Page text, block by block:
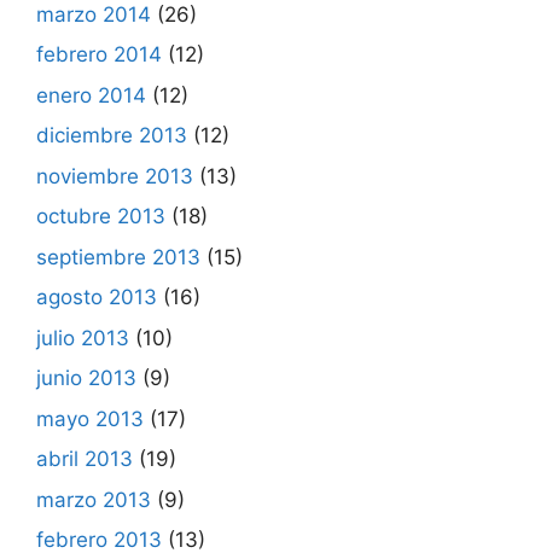
marzo 2014 (26)
febrero 2014 (12)
enero 2014 (12)
diciembre 2013 (12)
noviembre 2013 (13)
octubre 2013 (18)
septiembre 2013 (15)
agosto 2013 (16)
julio 2013 (10)
junio 2013 (9)
mayo 2013 (17)
abril 2013 (19)
marzo 2013 (9)
febrero 2013 (13)